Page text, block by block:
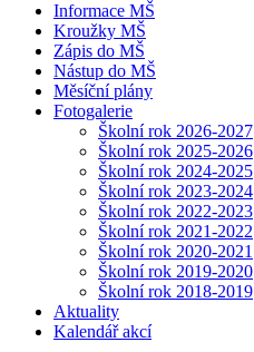
Informace MŠ
Kroužky MŠ
Zápis do MŠ
Nástup do MŠ
Měsíční plány
Fotogalerie
Školní rok 2026-2027
Školní rok 2025-2026
Školní rok 2024-2025
Školní rok 2023-2024
Školní rok 2022-2023
Školní rok 2021-2022
Školní rok 2020-2021
Školní rok 2019-2020
Školní rok 2018-2019
Aktuality
Kalendář akcí